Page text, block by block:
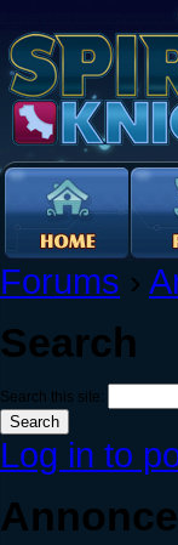
Forums ›
Search
Search this site:
Log in to